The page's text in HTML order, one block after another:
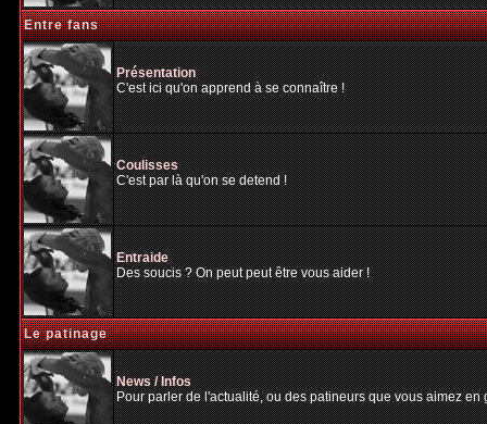
Entre fans
Présentation
C'est ici qu'on apprend à se connaître !
Coulisses
C'est par là qu'on se detend !
Entraide
Des soucis ? On peut peut être vous aider !
Le patinage
News / Infos
Pour parler de l'actualité, ou des patineurs que vous aimez